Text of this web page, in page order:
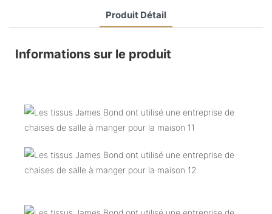
Produit Détail
Informations sur le produit